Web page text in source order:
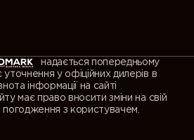
надається попередньому
у офіційних дилерів в
інформації на сайті
має право вносити зміни на свій
погодження з користувачем.